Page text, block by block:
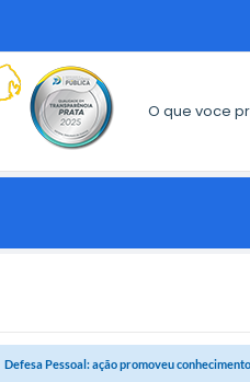
O que voce
Defesa Pessoal: ação promoveu